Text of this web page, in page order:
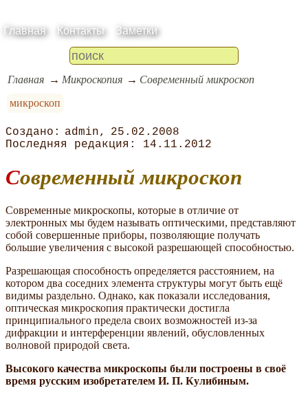
Главная Контакты Заметки
Главная Микроскопия
Современный микроскоп
микроскоп
admin
25.02.2008
14.11.2012
Современный микроскоп
Современные микроскопы, которые в отличие от
электронных мы будем называть оптическими, представляют
собой совершенные приборы, позволяющие получать
большие увеличения с высокой разрешающей способностью.
Разрешающая способность определяется расстоянием, на
котором два соседних элемента структуры могут быть ещё
видимы раздельно. Однако, как показали исследования,
оптическая микроскопия практически достигла
принципиального предела своих возможностей из-за
дифракции и интерференции явлений, обусловленных
волновой природой света.
Высокого качества микроскопы были построены в своё
время русским изобретателем И. П. Кулибиным.